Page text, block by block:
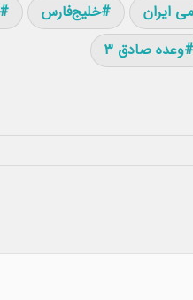
ایران خلیج‌فارس
وعده صادق ۳